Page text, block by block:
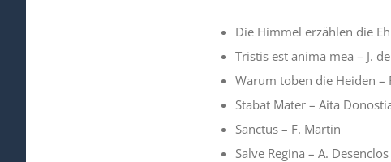
Die Himmel erzählen die
Tristis est anima mea – J.
Warum toben die Heiden –
Stabat Mater – Aita
Sanctus – F. Martin
Salve Regina – A. Desenclos